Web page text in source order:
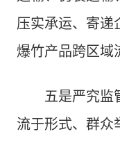
压实承运、寄递
爆竹产品跨区域
五是严究监管
流于形式、群众